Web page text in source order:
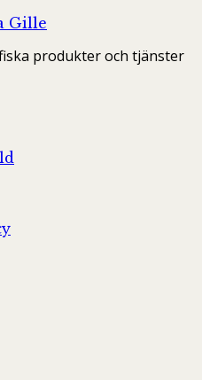
Gille
produkter och tjänster